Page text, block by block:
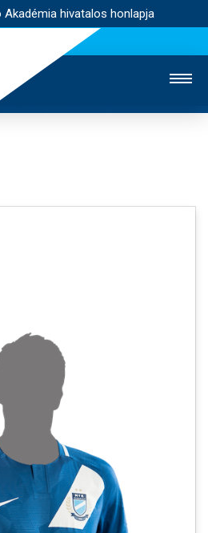
hivatalos honlapja
GALÉRIA
ÉLMÉNYEK